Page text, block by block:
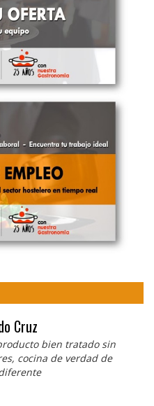
Cruz
bien tratado sin
cocina de verdad de